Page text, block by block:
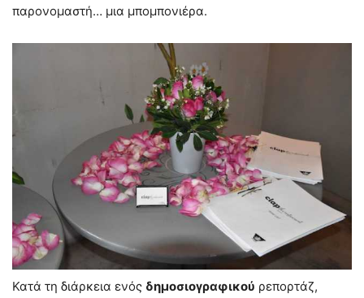
παρονομαστή… μια μπομπονιέρα.
Κατά τη διάρκεια ενός δημοσιογραφικού ρεπορτάζ,